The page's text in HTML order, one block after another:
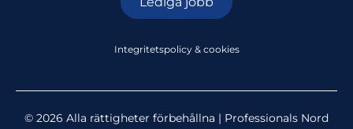
Integritetspolicy & cookies
© 2026 Alla rättigheter förbehållna | Professionals Nord